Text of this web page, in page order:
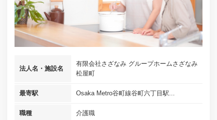
法人名・施設名
有限会社さざなみ グループホームさざなみ
松屋町
最寄駅 Osaka Metro谷町線谷町六丁目駅...
職種 介護職